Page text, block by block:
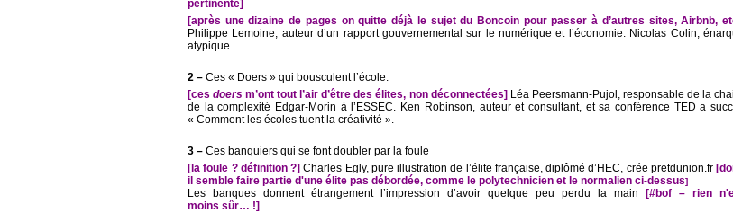
pertinente]
[après une dizaine de pages on quitte déjà le sujet du Boncoin pour passer à d’autres sites, Airbnb,
Philippe Lemoine, auteur d’un rapport gouvernemental sur le numérique et l’économie. Nicolas Colin,
atypique.
2 – Ces « Doers » qui bousculent l’école.
[cesdoers m’ont tout l’air d’être des élites, non déconnectées]Léa Peersmann-Pujol, responsable de la
de la complexité Edgar-Morin à l’ESSEC. Ken Robinson, auteur et consultant, et sa conférence TED a
« Comment les écoles tuent la créativité ».
3 – Ces banquiers qui se font doubler par la foule
[la foule ? définition ?]Charles Egly, pure illustration de l’élite française, diplômé d’HEC, crée pretdunion.fr
il semble faire partie d'une élite pas débordée, comme le polytechnicien et le normalien ci-dessus]
Les banques donnent étrangement l’impression d’avoir quelque peu perdu la main
[#bof – rien
moins sûr… !]